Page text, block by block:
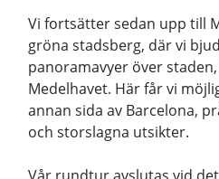
Vi fortsätter sedan upp till
gröna stadsberg, där vi
panoramavyer över
Medelhavet. Här får vi
annan sida av Barcelona,
och storslagna utsikter.